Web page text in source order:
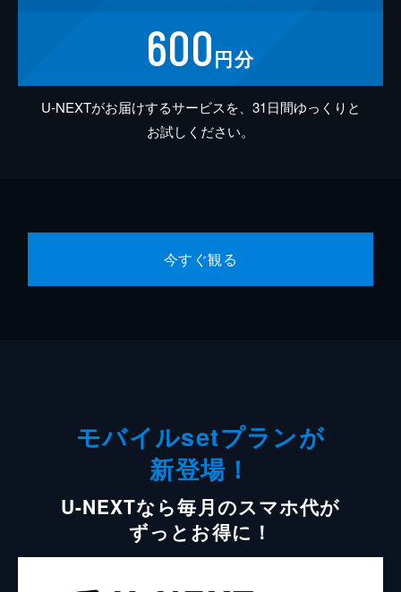
600円分
U-NEXTがお届けするサービスを、31日間ゆっくりと
お試しください。
今すぐ観る
モバイルsetプランが
新登場！
U-NEXTなら毎月のスマホ代が
ずっとお得に！